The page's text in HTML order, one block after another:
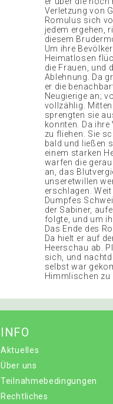
Verletzung von
Romulus sich
jedem ergehen,
diesem
Um ihre
Heimatlosen
die Frauen, und
Ablehnung. Da
er die
Neugierige an;
vollzählig.
sprengten sie
konnten. Da
zu fliehen. Sie
bald und ließen
einem starken
warfen die
an, das
unseretwillen
erschlagen.
Dumpfes
der Sabiner,
folgte, und um
Das Ende des
Da hielt er auf
Heerschau ab.
sich, und
selbst war
Himmlischen zu
INFO
Aktuelles
Über uns
Teilnahmebedingungen
Rechtliches